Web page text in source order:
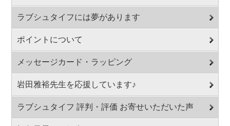
ラブシュタイフには夢があります
ポイントについて
メッセージカード・ラッピング
岩田雅裕先生を応援しています♪
ラブシュタイフ 評判・評価 お寄せいただいた声